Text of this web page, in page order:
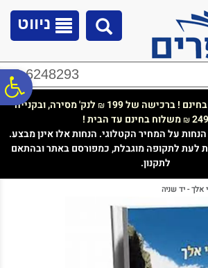
נגישות
ניווט
02-6248293
! ברכישה של 199 ₪ לנק' מסירה, ובקנייה
₪משלוח בחינם עד הבית !
על המחיר הקטלוגי. הנחות אלו אינן מבצע.
לעת לתקופה מוגבלת, כמפורסם באתר ובהתאם
לתקנון.
אלך - יד שניה